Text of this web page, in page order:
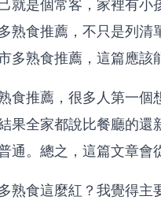
就是個常客，家裡有
熟食推薦，不只是列
多熟食推薦，這篇應該
食推薦，很多人第一
果全家都說比餐廳的
通。總之，這篇文章會
熟食這麼紅？我覺得主